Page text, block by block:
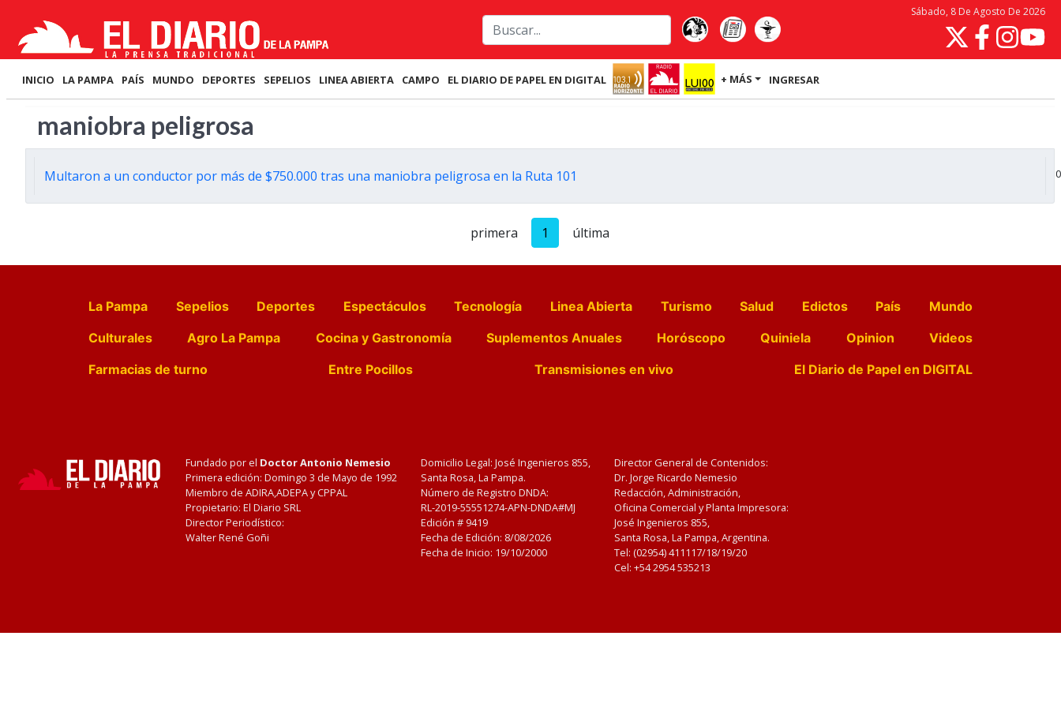
Sábado, 8 De Agosto De 2026
INICIO LA PAMPA PAÍS MUNDO DEPORTES SEPELIOS LINEA ABIERTA CAMPO EL DIARIO DE PAPEL EN DIGITAL + MÁS INGRESAR
maniobra peligrosa
Multaron a un conductor por más de $750.000 tras una maniobra peligrosa en la Ruta 101
primera 1 última
La Pampa Sepelios Deportes Espectáculos Tecnología Linea Abierta Turismo Salud Edictos País
Mundo
Culturales
Agro La Pampa Cocina y Gastronomía Suplementos Anuales Horóscopo Quiniela Opinion
Videos
Farmacias de turno
Entre Pocillos Transmisiones en vivo El Diario de Papel en DIGITAL
Fundado por el Doctor Antonio Nemesio
Primera edición: Domingo 3 de Mayo de 1992
Miembro de ADIRA,ADEPA y CPPAL
Propietario: El Diario SRL
Director Periodístico:
Walter René Goñi
Domicilio Legal: José Ingenieros 855,
Santa Rosa, La Pampa.
Número de Registro DNDA:
RL-2019-55551274-APN-DNDA#MJ
Edición # 9419
Fecha de Edición: 8/08/2026
Fecha de Inicio: 19/10/2000
Director General de Contenidos:
Dr. Jorge Ricardo Nemesio
Redacción, Administración,
Oficina Comercial y Planta Impresora:
José Ingenieros 855,
Santa Rosa, La Pampa, Argentina.
Tel: (02954) 411117/18/19/20
Cel: +54 2954 535213